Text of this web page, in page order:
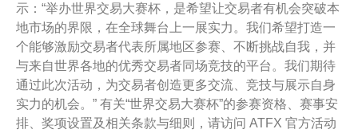
示：“举办世界交易大赛杯，是希望让交易者有机会突破本
地市场的界限，在全球舞台上一展实力。我们希望打造一
个能够激励交易者代表所属地区参赛、不断挑战自我，并
与来自世界各地的优秀交易者同场竞技的平台。我们期待
通过此次活动，为交易者创造更多交流、竞技与展示自身
实力的机会。” 有关“世界交易大赛杯”的参赛资格、赛事安
排、奖项设置及相关条款与细则，请访问 ATFX 官方活动